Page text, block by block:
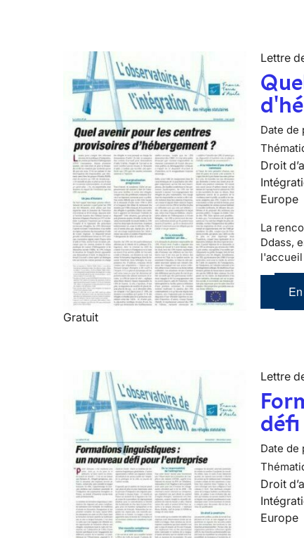
Gratuit
Lettre
Date de
Droit
Europe
La
Ddass,
l'accueil
Lettre
Date de
Droit
Europe